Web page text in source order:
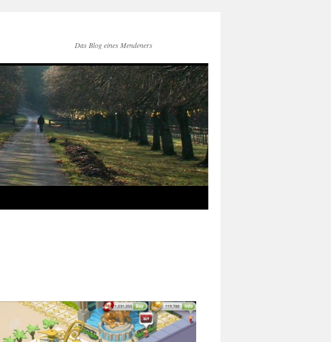
Das Blog eines Mendeners